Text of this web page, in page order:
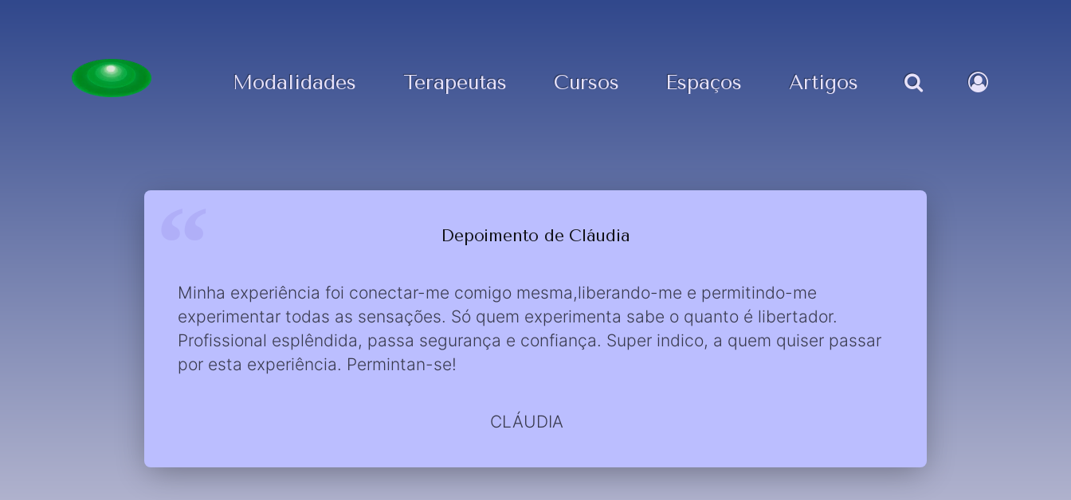
Modalidades Terapeutas Cursos Espaços Artigos
Depoimento de Cláudia
Minha experiência foi conectar-me comigo mesma,liberando-me e permitindo-me
experimentar todas as sensações. Só quem experimenta sabe o quanto é libertador.
Profissional esplêndida, passa segurança e confiança. Super indico, a quem quiser passar
por esta experiência. Permintan-se!
CLÁUDIA